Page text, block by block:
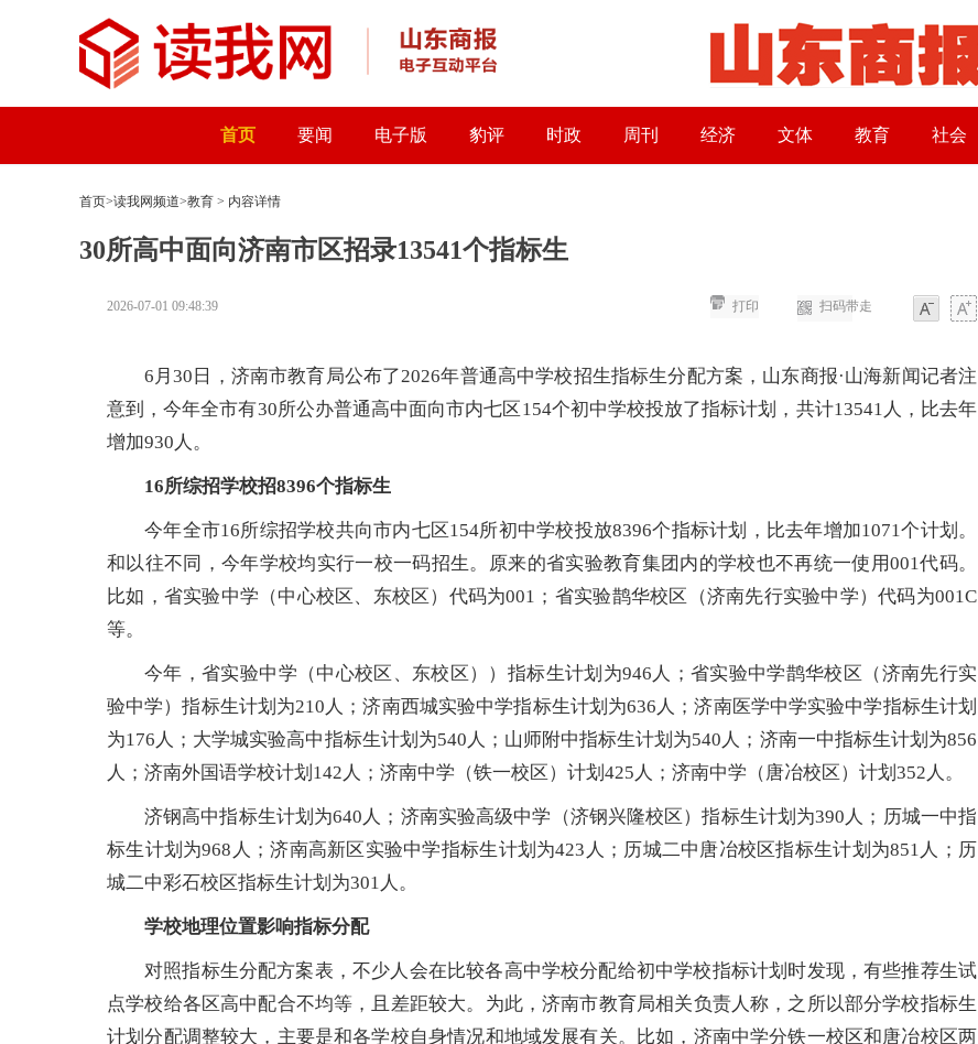
首页 要闻 电子版 豹评 时政 周刊 经济 文体 教育 社会
首页>读我网频道>教育 > 内容详情
30所高中面向济南市区招录13541个指标生
2026-07-01 09:48:39 扫码带走
打印
6月30日，济南市教育局公布了2026年普通高中学校招生指标生分配方案，山东商报·山海新闻记者注
意到，今年全市有30所公办普通高中面向市内七区154个初中学校投放了指标计划，共计13541人，比去年
增加930人。
16所综招学校招8396个指标生
今年全市16所综招学校共向市内七区154所初中学校投放8396个指标计划，比去年增加1071个计划。
和以往不同，今年学校均实行一校一码招生。原来的省实验教育集团内的学校也不再统一使用001代码。
比如，省实验中学（中心校区、东校区）代码为001；省实验鹊华校区（济南先行实验中学）代码为001C
等。
今年，省实验中学（中心校区、东校区））指标生计划为946人；省实验中学鹊华校区（济南先行实
验中学）指标生计划为210人；济南西城实验中学指标生计划为636人；济南医学中学实验中学指标生计划
为176人；大学城实验高中指标生计划为540人；山师附中指标生计划为540人；济南一中指标生计划为856
人；济南外国语学校计划142人；济南中学（铁一校区）计划425人；济南中学（唐冶校区）计划352人。
济钢高中指标生计划为640人；济南实验高级中学（济钢兴隆校区）指标生计划为390人；历城一中指
标生计划为968人；济南高新区实验中学指标生计划为423人；历城二中唐冶校区指标生计划为851人；历
城二中彩石校区指标生计划为301人。
学校地理位置影响指标分配
对照指标生分配方案表，不少人会在比较各高中学校分配给初中学校指标计划时发现，有些推荐生试
点学校给各区高中配合不均等，且差距较大。为此，济南市教育局相关负责人称，之所以部分学校指标生
计划分配调整较大，主要是和各学校自身情况和地域发展有关。比如，济南中学分铁一校区和唐冶校区两